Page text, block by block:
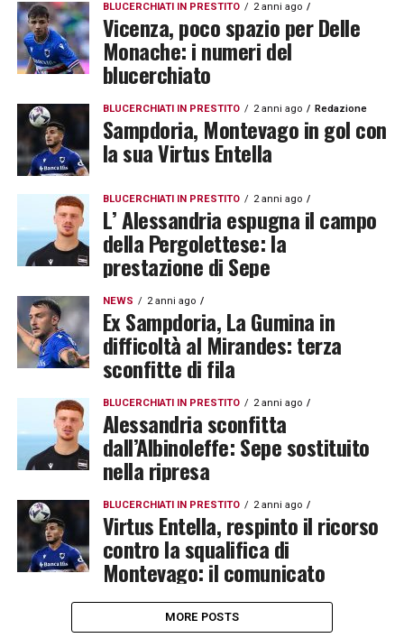
BLUCERCHIATI IN PRESTITO 2 anni ago
Vicenza, poco spazio per Delle
Monache: i numeri del
blucerchiato
BLUCERCHIATI IN PRESTITO 2 anni ago Redazione
Sampdoria, Montevago in gol con
la sua Virtus Entella
BLUCERCHIATI IN PRESTITO 2 anni ago
L’ Alessandria espugna il campo
della Pergolettese: la
prestazione di Sepe
NEWS 2 anni ago
Ex Sampdoria, La Gumina in
difficoltà al Mirandes: terza
sconfitte di fila
BLUCERCHIATI IN PRESTITO 2 anni ago
Alessandria sconfitta
dall’Albinoleffe: Sepe sostituito
nella ripresa
BLUCERCHIATI IN PRESTITO 2 anni ago
Virtus Entella, respinto il ricorso
contro la squalifica di
Montevago: il comunicato
MORE POSTS